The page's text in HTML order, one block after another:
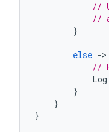
//
//
}
else ->
//
Log
}
}
}